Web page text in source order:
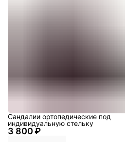
3 800 ₽
Сандалии ортопедические под
индивидуальную стельку